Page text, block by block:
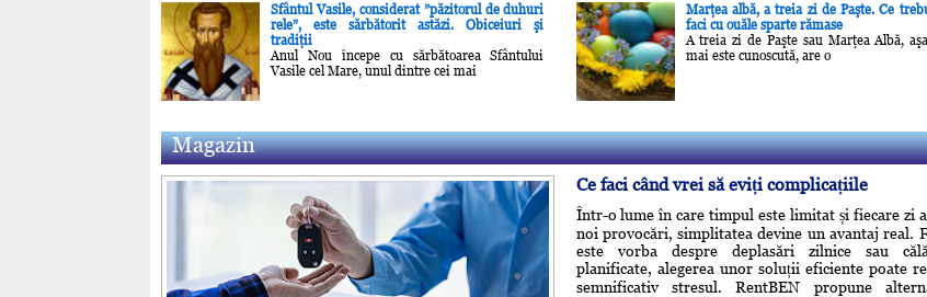
Sfântul Vasile, considerat ”păzitorul de duhuri
rele”, este sărbătorit astăzi. Obiceiuri şi
tradiţii
Anul Nou începe cu sărbătoarea Sfântului
Vasile cel Mare, unul dintre cei mai
Marţea albă, a treia zi de Paşte. Ce
faci cu ouăle sparte rămase
A treia zi de Paşte sau Marţea Albă,
mai este cunoscută, are o
Magazin
Ce faci când vrei să eviți complicațiile
Într-o lume în care timpul este limitat și fiecare zi
noi provocări, simplitatea devine un avantaj real.
este vorba despre deplasări zilnice sau
planificate, alegerea unor soluții eficiente poate
semnificativ stresul. RentBEN propune